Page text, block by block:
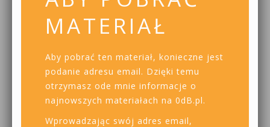
MATERIAŁ
Aby pobrać ten materiał, konieczne jest
podanie adresu email. Dzięki temu
otrzymasz ode mnie informacje o
najnowszych materiałach na 0dB.pl.
Wprowadzając swój adres email,